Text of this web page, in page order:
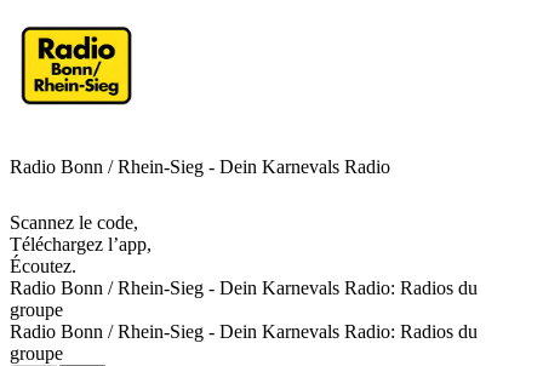
Radio Bonn / Rhein-Sieg - Dein Karnevals Radio
Scannez le code,
Téléchargez l’app,
Écoutez.
Radio Bonn / Rhein-Sieg - Dein Karnevals Radio: Radios du
groupe
Radio Bonn / Rhein-Sieg - Dein Karnevals Radio: Radios du
groupe